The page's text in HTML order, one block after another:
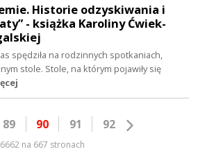
Historie odzyskiwania i
- książka Karoliny Ćwiek-
spędziła na rodzinnych spotkaniach,
stole. Stole, na którym pojawiły się
89 90 91 92
6662 na 667 stronach